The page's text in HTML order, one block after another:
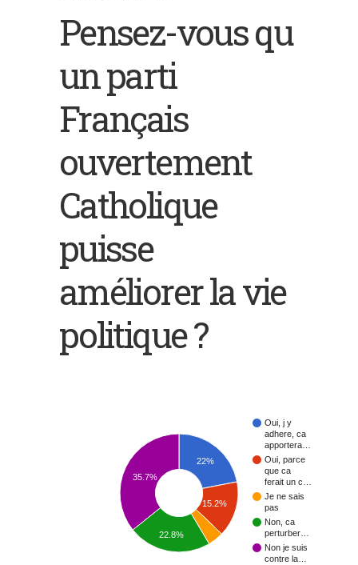
Pensez-vous qu
un parti
Français
ouvertement
Catholique
puisse
améliorer la vie
politique ?
Oui, j y
adhere, ca
apportera…
Oui, parce
que ca
ferait un c…
Je ne sais
pas
Non, ca
perturber…
Non je suis
contre la…
22%
15.2%
35.7%
22.8%